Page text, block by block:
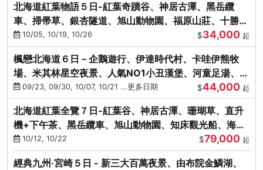
北海道紅葉物語５日-紅葉奇蹟谷、神居古潭、黑岳纜
車、掃帚草、銀杏隧道、旭山動物園、福原山莊、十勝牧
場、冰的美術館
10/05, 10/19, 10/26 $34,000 起
楓戀北海道６日－企鵝遊行、伊達時代村、卡哇伊熊牧
場、米其林星空夜景、人氣NO1小丑漢堡、河童足湯、奇
幻燈遊步道、洞爺花火
09/23, 09/30, 10/07, 10/21 ...更多日期 $44,000 起
北海道紅葉全覽７日-紅葉谷、神居古潭、珊瑚草、直升
機+下午茶、黑岳纜車、旭山動物園、知床觀光船、海膽
涮涮鍋(不進免稅店)
10/12, 10/22 $79,000 起
經典九州‧宮崎５日 - 新三大百萬夜景、由布院金鱗湖、